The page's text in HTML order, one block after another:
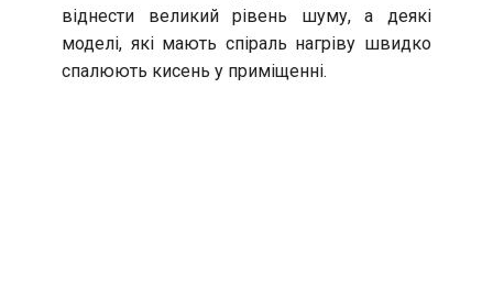
віднести великий рівень шуму, а деякі
моделі, які мають спіраль нагріву швидко
спалюють кисень у приміщенні.